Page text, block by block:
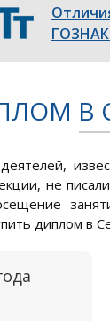
В
не
диплом в